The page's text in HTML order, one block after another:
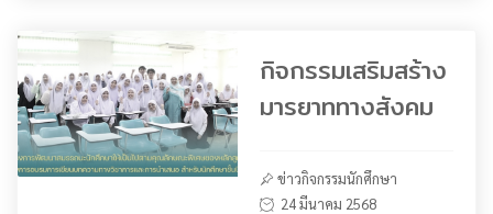
กิจกรรมเสริมสร้าง
มารยาททางสังคม
ข่าวกิจกรรมนักศึกษา
24 มีนาคม 2568